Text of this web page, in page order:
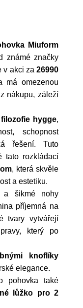
Miuform
známé značky
v akci za 26990
má omezenou
nákupu, záleží
hygge,
schopnost
řešení. Tuto
tato rozkládací
, která skvěle
a estetiku.
šikmé nohy
příjemná na
tvary vytvářejí
který po
knoflíky
elegance.
pohovka také
lůžko pro 2